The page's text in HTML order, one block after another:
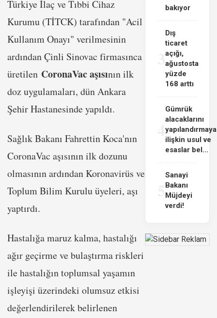
Türkiye İlaç ve Tıbbi Cihaz
Kurumu (TİTCK) tarafından "Acil
Kullanım Onayı" verilmesinin
ardından Çinli Sinovac firmasınca
üretilen CoronaVac aşısının ilk
doz uygulamaları, dün Ankara
Şehir Hastanesinde yapıldı.
Sağlık Bakanı Fahrettin Koca'nın
CoronaVac aşısının ilk dozunu
olmasının ardından Koronavirüs ve
Toplum Bilim Kurulu üyeleri, aşı
yaptırdı.
Hastalığa maruz kalma, hastalığı
ağır geçirme ve bulaştırma riskleri
ile hastalığın toplumsal yaşamın
işleyişi üzerindeki olumsuz etkisi
değerlendirilerek belirlenen
bakıyor
3
Dış
ticaret
açığı,
ağustosta
yüzde
168 arttı
4
Gümrük
alacaklarını
yapılandırmaya
ilişkin usul ve
esaslar bel...
Sanayi
Bakanı
Müjdeyi
verdi!